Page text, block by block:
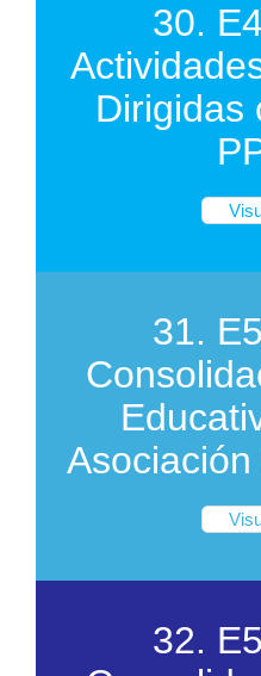
30.
Dirigidas
31.
32.